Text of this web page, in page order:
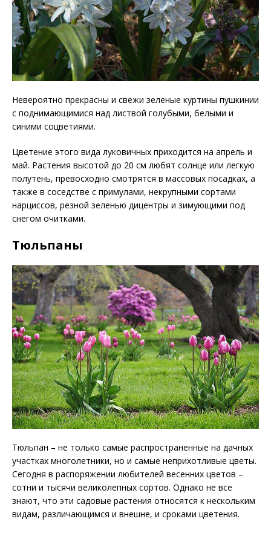
Невероятно прекрасны и свежи зеленые куртины пушкинии
с поднимающимися над листвой голубыми, белыми и
синими соцветиями.
Цветение этого вида луковичных приходится на апрель и
май. Растения высотой до 20 см любят солнце или легкую
полутень, превосходно смотрятся в массовых посадках, а
также в соседстве с примулами, некрупными сортами
нарциссов, резной зеленью дицентры и зимующими под
снегом очитками.
Тюльпаны
Тюльпан – не только самые распространенные на дачных
участках многолетники, но и самые неприхотливые цветы.
Сегодня в распоряжении любителей весенних цветов –
сотни и тысячи великолепных сортов. Однако не все
знают, что эти садовые растения относятся к нескольким
видам, различающимся и внешне, и сроками цветения.